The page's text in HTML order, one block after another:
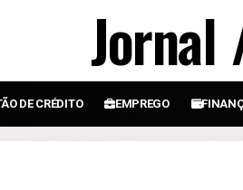
Jornal
DE CRÉDITO EMPREGO